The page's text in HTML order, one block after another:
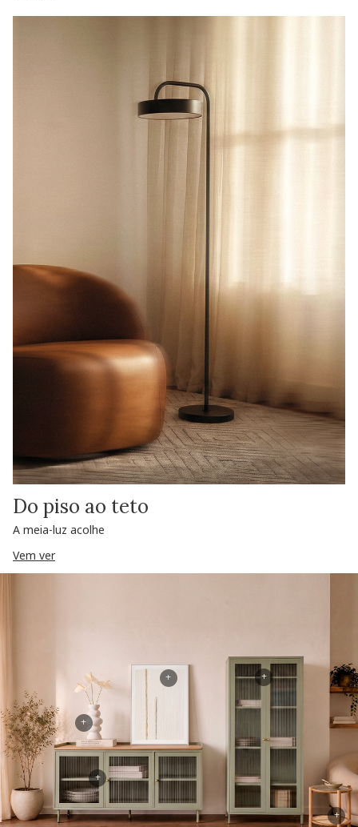
Do piso ao teto
A meia-luz acolhe
Vem ver
+
+
+
+
+